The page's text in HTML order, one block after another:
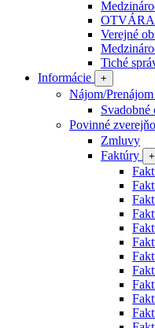
Verejné
Tiché
Informácie
+
Nájom/Prenájom
Svadobné
Povinné
Zmluvy
Faktúry
+